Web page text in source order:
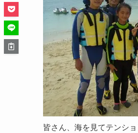
皆さん、海を見てテンシ